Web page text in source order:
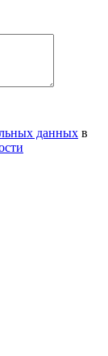
данных в